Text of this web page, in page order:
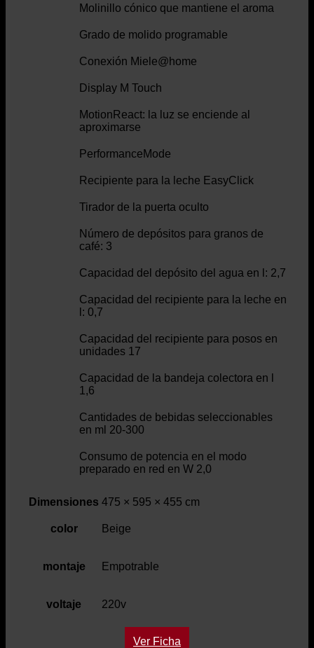
Molinillo cónico que mantiene el aroma
Grado de molido programable
Conexión Miele@home
Display M Touch
MotionReact: la luz se enciende al
aproximarse
PerformanceMode
Recipiente para la leche EasyClick
Tirador de la puerta oculto
Número de depósitos para granos de
café: 3
Capacidad del depósito del agua en l: 2,7
Capacidad del recipiente para la leche en
l: 0,7
Capacidad del recipiente para posos en
unidades 17
Capacidad de la bandeja colectora en l
1,6
Cantidades de bebidas seleccionables
en ml 20-300
Consumo de potencia en el modo
preparado en red en W 2,0
Dimensiones 475 × 595 × 455 cm
color Beige
montaje Empotrable
voltaje 220v
Ver Ficha